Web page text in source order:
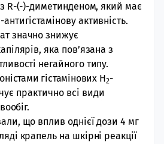
з R-(-)-диметинденом, який має
-антигістамінову активність.
значно знижує
яка пов’язана з
негайного типу.
гістамінових Н2-
практично всі види
що вплив однієї дози 4 мг
крапель на шкірні реакції